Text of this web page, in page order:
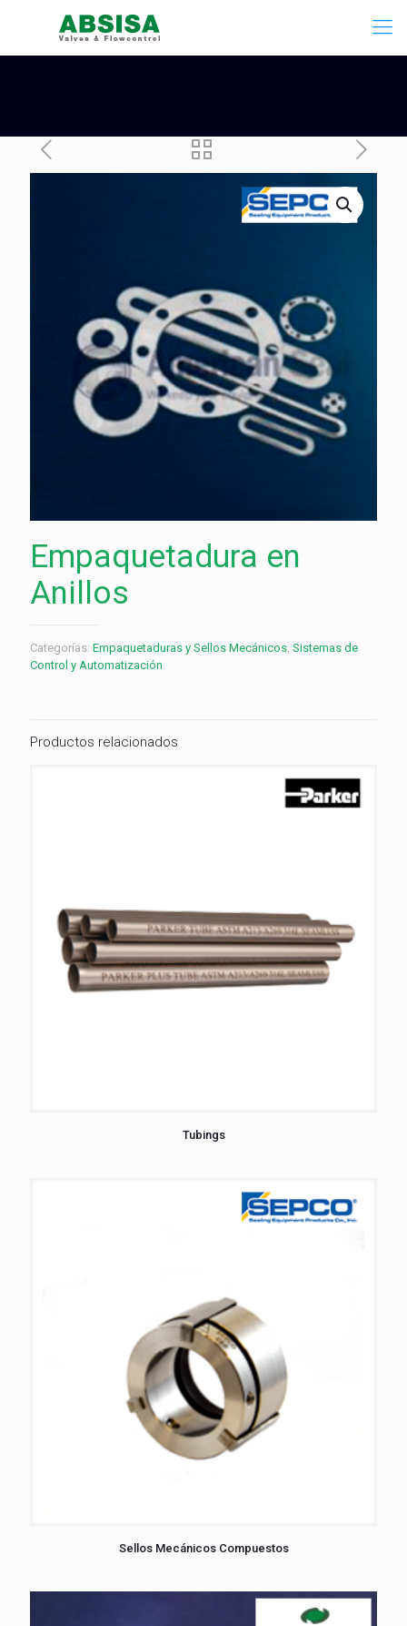
Empaquetadura en
Anillos
Categorías: Empaquetaduras y Sellos Mecánicos, Sistemas de
Control y Automatización
Productos relacionados
Tubings
Sellos Mecánicos Compuestos